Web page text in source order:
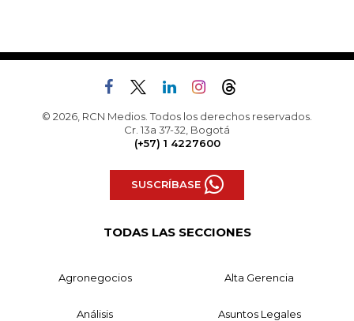
© 2026, RCN Medios. Todos los derechos reservados.
Cr. 13a 37-32, Bogotá
(+57) 1 4227600
SUSCRÍBASE
TODAS LAS SECCIONES
Agronegocios Alta Gerencia
Análisis Asuntos Legales